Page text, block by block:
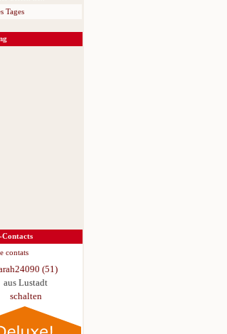
Tages
Contacts
(51)
aus Lustadt
schalten